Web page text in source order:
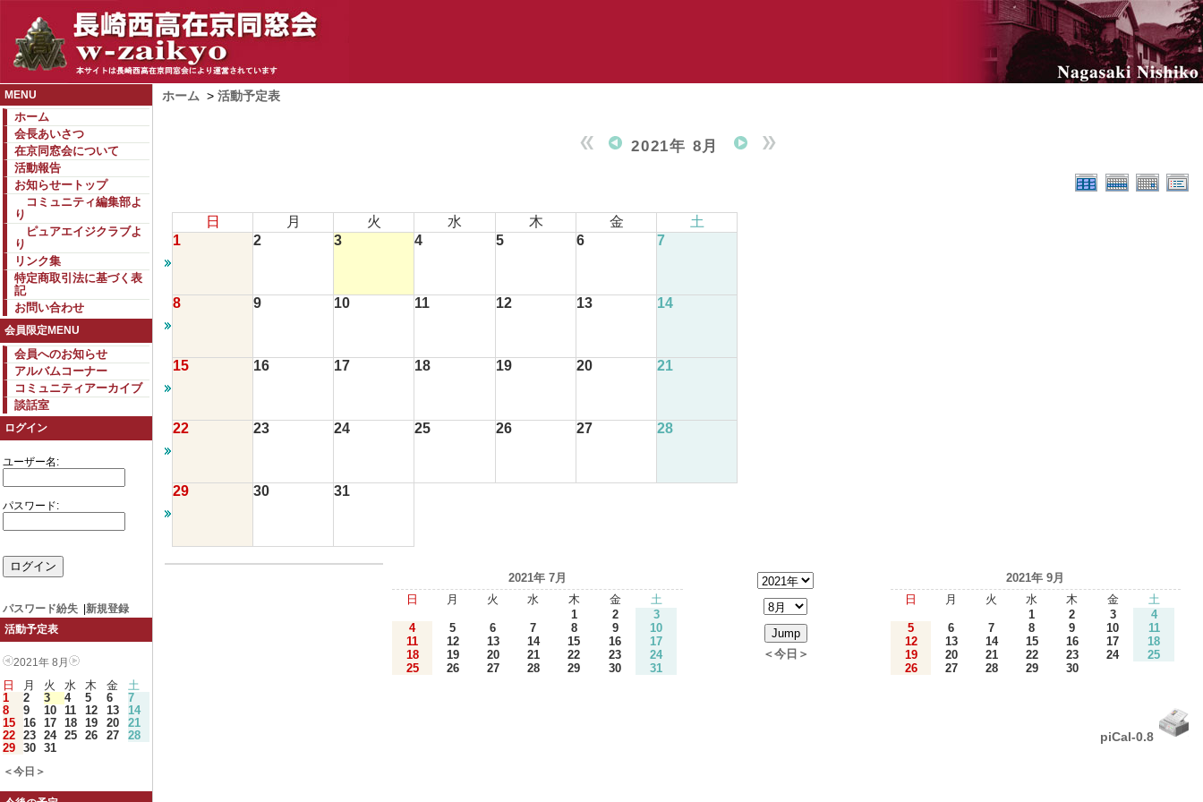
MENU
ホーム
会長あいさつ
在京同窓会について
活動報告
お知らせートップ
コミュニティ編集部よ
り
ピュアエイジクラブよ
り
リンク集
特定商取引法に基づく表
記
お問い合わせ
会員限定MENU
会員へのお知らせ
アルバムコーナー
コミュニティアーカイブ
談話室
ログイン
ユーザー名:
パスワード:
パスワード紛失
新規登録
活動予定表
2021年 8月
日 月 火 水 木 金
土
1
2 3 4 5 6
7
8
9 10 11 12 13
14
15 16 17 18 19 20
21
22 23 24 25 26 27
28
29 30 31
＜今日＞
ホーム > 活動予定表
2021年 8月
日 月 火 水 木 金
土
1
2 3 4 5 6 7
8 9 10 11 12 13 14
15 16 17 18 19 20 21
22 23 24 25 26 27 28
29 30 31
2021年 7月
日
月 火 水 木 金
土
1
2
3
4
5 6 7 8 9
10
11
12 13 14 15 16
17
18
19 20 21 22 23
24
25
26 27 28 29 30 31
＜今日＞
2021年 9月
日
月 火 水 木 金
土
1
2 3
4
5
6 7 8 9 10
11
12
13 14 15 16 17
18
19
20 21 22 23 24
25
26
27 28 29 30
piCal-0.8